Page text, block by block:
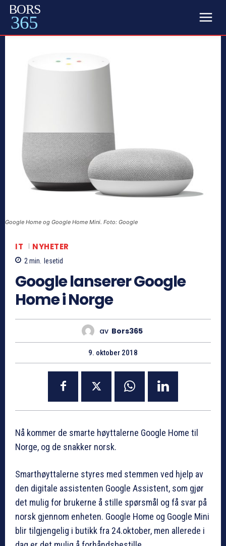
BORS
365
Google Home og Google Home Mini. Foto: Google
IT NYHETER
2min. lesetid
Google lanserer Google
Home i Norge
av Bors365
9. oktober 2018
Nå kommer de smarte høyttalerne Google Home til
Norge, og de snakker norsk.
Smarthøyttalerne styres med stemmen ved hjelp av
den digitale assistenten Google Assistent, som gjør
det mulig for brukerne å stille spørsmål og få svar på
norsk gjennom enheten. Google Home og Google Mini
blir tilgjengelig i butikk fra 24.oktober, men allerede i